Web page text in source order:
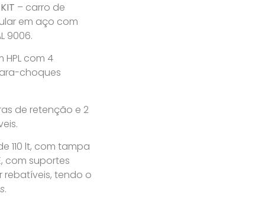
– carro de
em aço com
9006.
HPL com 4
choques
de retenção e 2
110 lt, com tampa
com suportes
rebatíveis, tendo o
.